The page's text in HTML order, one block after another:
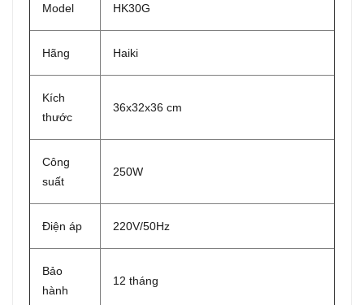
Model HK30G
Hãng Haiki
Kích
thước
36x32x36 cm
Công
suất
250W
Điện áp 220V/50Hz
Bảo
hành
12 tháng